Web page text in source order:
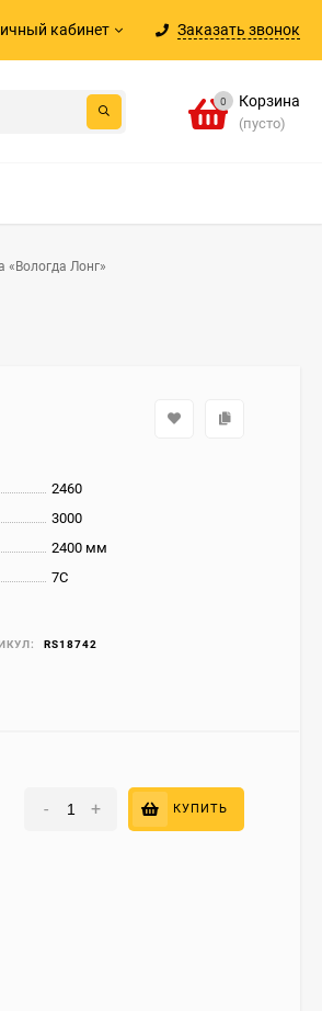
кабинет Заказать звонок
0 Корзина
(пусто)
«Вологда Лонг»
2460
3000
2400 мм
7С
RS18742
- + КУПИТЬ